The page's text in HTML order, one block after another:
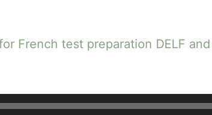
French test preparation DELF